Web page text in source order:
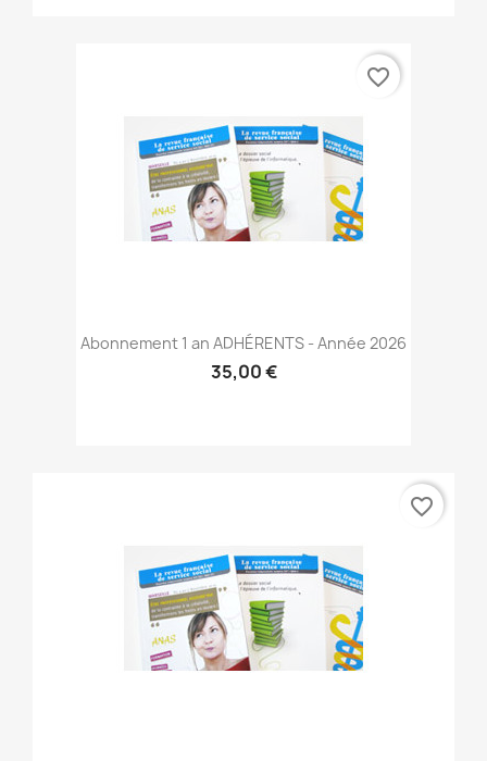
Abonnement 1 an ADHÉRENTS - Année 2026
35,00 €
favorite_border
favorite_border